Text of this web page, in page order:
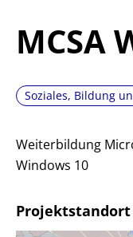
Magazin
MCSA
Soziales, Bildung
Weiterbildung
Windows 10
Projektstandort